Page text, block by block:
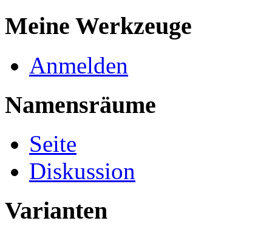
Meine Werkzeuge
Anmelden
Namensräume
Seite
Diskussion
Varianten